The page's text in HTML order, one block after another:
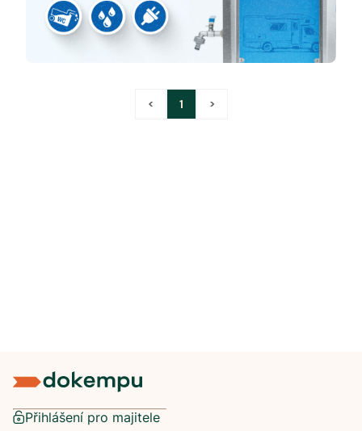
< 1 >
Přihlášení pro majitele